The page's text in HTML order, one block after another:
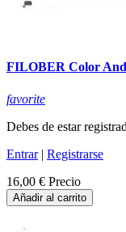
FILOBER Color
favorite
Debes de estar
Entrar| Registrarse
16,00 € Precio
Añadir al carrito